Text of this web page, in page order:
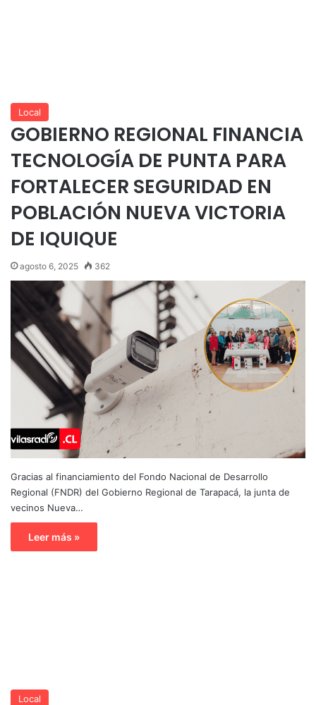
Local
GOBIERNO REGIONAL FINANCIA
TECNOLOGÍA DE PUNTA PARA
FORTALECER SEGURIDAD EN
POBLACIÓN NUEVA VICTORIA
DE IQUIQUE
agosto 6, 2025 362
Gracias al financiamiento del Fondo Nacional de Desarrollo
Regional (FNDR) del Gobierno Regional de Tarapacá, la junta de
vecinos Nueva…
Leer más »
Local